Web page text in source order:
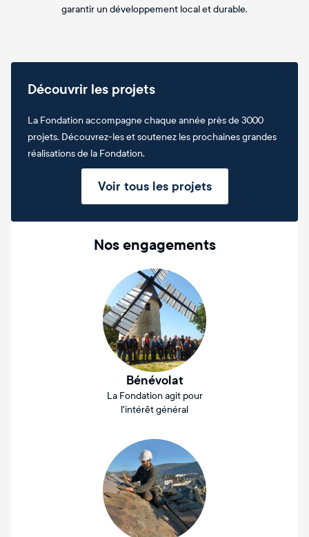
garantir un développement local et durable.
Découvrir les projets
La Fondation accompagne chaque année près de 3000
projets. Découvrez-les et soutenez les prochaines grandes
réalisations de la Fondation.
Voir tous les projets
Nos engagements
Bénévolat
La Fondation agit pour
l'intérêt général